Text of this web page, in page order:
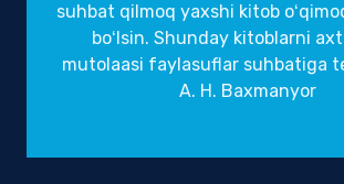
suhbat qilmoq yaxshi kitob
boʻlsin. Shunday kitoblarni
mutolaasi faylasuflar suhbatiga
A. H. Baxmanyor